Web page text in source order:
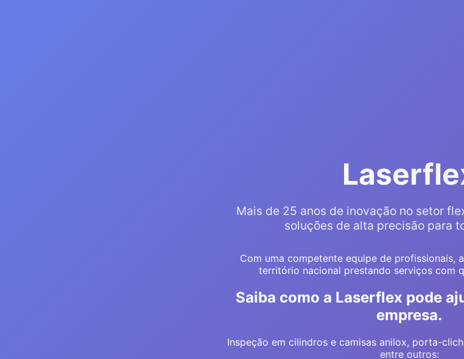
Mais de 25 anos de inovação no setor
soluções de alta precisão para
Com uma competente equipe de profissionais,
território nacional prestando serviços com
Saiba como a Laserflex pode
empresa.
Inspeção em cilindros e camisas anilox, porta-
entre outros: